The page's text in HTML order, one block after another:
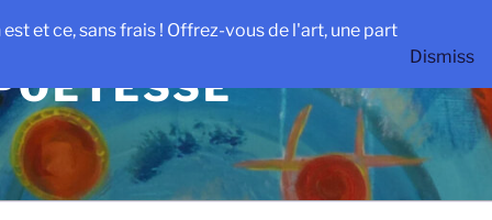
et ce, sans frais ! Offrez-vous de l'art, une part
Dismiss